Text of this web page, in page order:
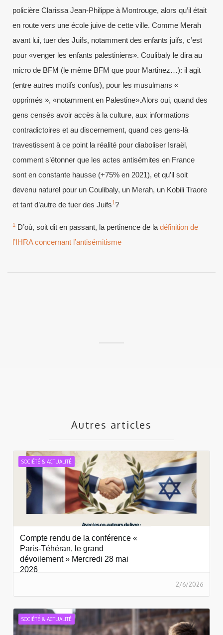
policière Clarissa Jean-Philippe à Montrouge, alors qu’il était
en route vers une école juive de cette ville. Comme Merah
avant lui, tuer des Juifs, notamment des enfants juifs, c’est
pour «venger les enfants palestiniens». Coulibaly le dira au
micro de BFM (le même BFM que pour Martinez…): il agit
(entre autres motifs confus), pour les musulmans «
opprimés », «notamment en Palestine».Alors oui, quand des
gens censés avoir accès à la culture, aux informations
contradictoires et au discernement, quand ces gens-là
travestissent à ce point la réalité pour diaboliser Israël,
comment s’étonner que les actes antisémites en France
sont en constante hausse (+75% en 2021), et qu’il soit
devenu naturel pour un Coulibaly, un Merah, un Kobili Traore
et tant d’autre de tuer des Juifs1?
1 D’où, soit dit en passant, la pertinence de ladéfinition de
l’IHRA concernant l’antisémitisme
Autres articles
SOCIÉTÉ & ACTUALITÉ
Compte rendu de la conférence «
Paris-Téhéran, le grand
dévoilement » Mercredi 28 mai
2026
2/6/2026
SOCIÉTÉ & ACTUALITÉ